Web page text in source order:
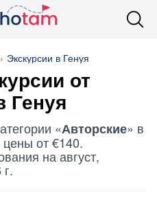
Экскурсии в Генуя
от
Генуя
«Авторские» в
цены от €140.
на август,